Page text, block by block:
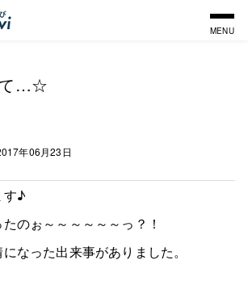
MENU
て…☆
年06月23日
す♪
のぉ～～～～～～っ？！
なった出来事がありました。